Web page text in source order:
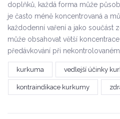
doplňků, každá forma může
je často méně koncentrovaná a
každodenní vaření a jako součást
může obsahovat větší
předávkování při nekontrolovaném
kurkuma vedlejší účinky
kontraindikace kurkumy